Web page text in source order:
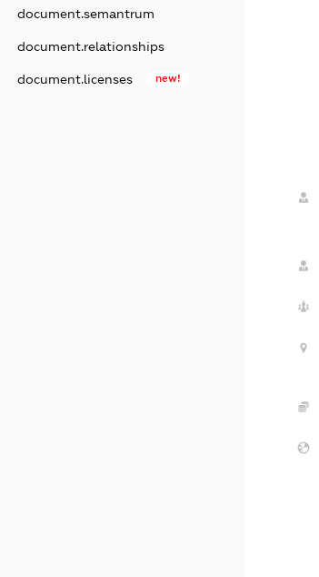
document.semantrum
document.relationships
document.licenses new!